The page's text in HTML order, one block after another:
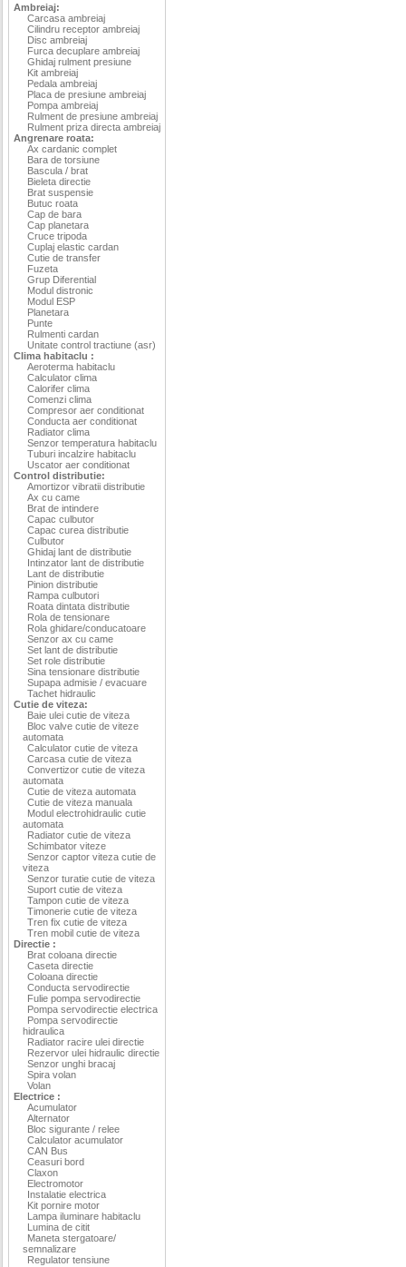
Ambreiaj:
Carcasa ambreiaj
Cilindru receptor ambreiaj
Disc ambreiaj
Furca decuplare ambreiaj
Ghidaj rulment presiune
Kit ambreiaj
Pedala ambreiaj
Placa de presiune ambreiaj
Pompa ambreiaj
Rulment de presiune ambreiaj
Rulment priza directa ambreiaj
Angrenare roata:
Ax cardanic complet
Bara de torsiune
Bascula / brat
Bieleta directie
Brat suspensie
Butuc roata
Cap de bara
Cap planetara
Cruce tripoda
Cuplaj elastic cardan
Cutie de transfer
Fuzeta
Grup Diferential
Modul distronic
Modul ESP
Planetara
Punte
Rulmenti cardan
Unitate control tractiune (asr)
Clima habitaclu :
Aeroterma habitaclu
Calculator clima
Calorifer clima
Comenzi clima
Compresor aer conditionat
Conducta aer conditionat
Radiator clima
Senzor temperatura habitaclu
Tuburi incalzire habitaclu
Uscator aer conditionat
Control distributie:
Amortizor vibratii distributie
Ax cu came
Brat de intindere
Capac culbutor
Capac curea distributie
Culbutor
Ghidaj lant de distributie
Intinzator lant de distributie
Lant de distributie
Pinion distributie
Rampa culbutori
Roata dintata distributie
Rola de tensionare
Rola ghidare/conducatoare
Senzor ax cu came
Set lant de distributie
Set role distributie
Sina tensionare distributie
Supapa admisie / evacuare
Tachet hidraulic
Cutie de viteza:
Baie ulei cutie de viteza
Bloc valve cutie de viteze
automata
Calculator cutie de viteza
Carcasa cutie de viteza
Convertizor cutie de viteza
automata
Cutie de viteza automata
Cutie de viteza manuala
Modul electrohidraulic cutie
automata
Radiator cutie de viteza
Schimbator viteze
Senzor captor viteza cutie de
viteza
Senzor turatie cutie de viteza
Suport cutie de viteza
Tampon cutie de viteza
Timonerie cutie de viteza
Tren fix cutie de viteza
Tren mobil cutie de viteza
Directie :
Brat coloana directie
Caseta directie
Coloana directie
Conducta servodirectie
Fulie pompa servodirectie
Pompa servodirectie electrica
Pompa servodirectie
hidraulica
Radiator racire ulei directie
Rezervor ulei hidraulic directie
Senzor unghi bracaj
Spira volan
Volan
Electrice :
Acumulator
Alternator
Bloc sigurante / relee
Calculator acumulator
CAN Bus
Ceasuri bord
Claxon
Electromotor
Instalatie electrica
Kit pornire motor
Lampa iluminare habitaclu
Lumina de citit
Maneta stergatoare/
semnalizare
Regulator tensiune